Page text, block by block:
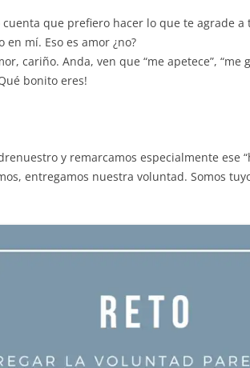
cuenta que prefiero hacer lo que te agrade a
en mí. Eso es amor ¿no?
cariño. Anda, ven que “me apetece”, “me
bonito eres!
y remarcamos especialmente ese
entregamos nuestra voluntad. Somos